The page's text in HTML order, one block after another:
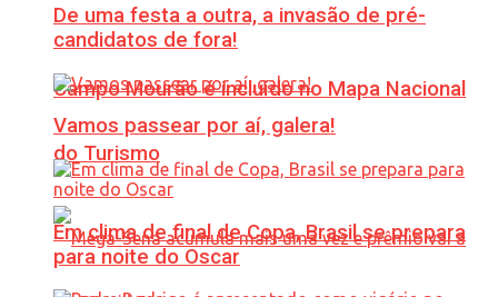
Campo Mourão é incluído no Mapa Nacional
do Turismo
De uma festa a outra, a invasão de pré-
candidatos de fora!
Vamos passear por aí, galera!
Em clima de final de Copa, Brasil se prepara
para noite do Oscar